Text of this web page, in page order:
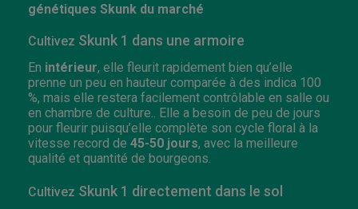
génétiques Skunk du marché
Cultivez Skunk 1 dans une armoire
En intérieur, elle fleurit rapidement bien qu’elle
prenne un peu en hauteur comparée à des indica 100
%, mais elle restera facilement contrôlable en salle ou
en chambre de culture.. Elle a besoin de peu de jours
pour fleurir puisqu’elle complète son cycle floral à la
vitesse record de 45-50 jours, avec la meilleure
qualité et quantité de bourgeons.
Cultivez Skunk 1 directement dans le sol